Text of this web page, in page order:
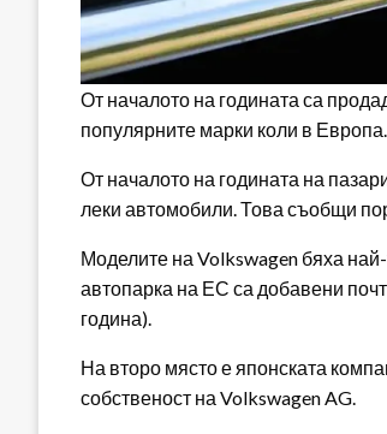
От началото на годината са
популярните марки коли в Европа.
От началото на годината на
леки автомобили. Това съобщи
Моделите на Volkswagen бяха
автопарка на ЕС са добавени
година).
На второ място е японската
собственост на Volkswagen AG.